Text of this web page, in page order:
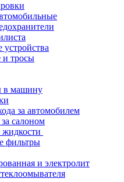
устройства
и тросы
в машину
за автомобилем
салоном
жидкости
фильтры
и электролит